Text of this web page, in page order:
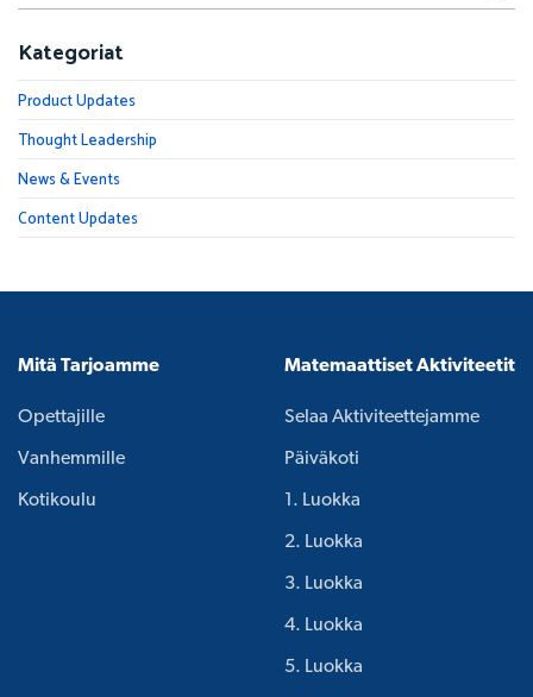
Kategoriat
Product Updates
Thought Leadership
News & Events
Content Updates
Mitä Tarjoamme
Opettajille
Vanhemmille
Kotikoulu
Matemaattiset Aktiviteetit
Selaa Aktiviteettejamme
Päiväkoti
1. Luokka
2. Luokka
3. Luokka
4. Luokka
5. Luokka